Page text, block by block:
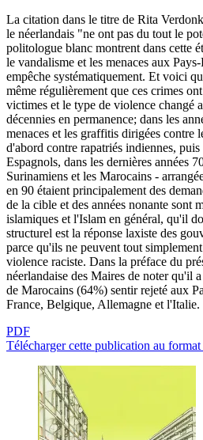
La citation dans le titre de Rita
le néerlandais "ne ont pas du tout le
politologue blanc montrent dans cette
le vandalisme et les menaces aux
empêche systématiquement. Et voici
même régulièrement que ces crimes
victimes et le type de violence changé
décennies en permanence; dans les
menaces et les graffitis dirigées contre
d'abord contre rapatriés indiennes,
Espagnols, dans les dernières années
Surinamiens et les Marocains -
en 90 étaient principalement des
de la cible et des années nonante sont
islamiques et l'Islam en général, qu'il
structurel est la réponse laxiste des
parce qu'ils ne peuvent tout
violence raciste. Dans la préface du
néerlandaise des Maires de noter qu'il
de Marocains (64%) sentir rejeté aux
France, Belgique, Allemagne et l'Italie.
PDF
Télécharger cette publication au